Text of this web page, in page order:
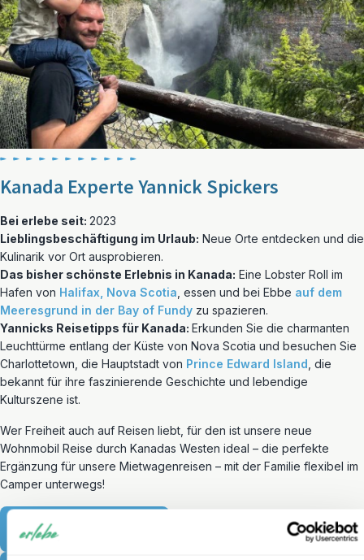
Kanada Experte Yannick Spickers
Bei erlebe seit: 2023
Lieblingsbeschäftigung im Urlaub: Neue Orte entdecken und die
Kulinarik vor Ort ausprobieren.
Das bisher schönste Erlebnis in Kanada: Eine Lobster Roll im
Hafen von Halifax, Nova Scotia , essen und bei Ebbe auf dem
Meeresgrund in der Bay of Fundy zu spazieren.
Yannicks Reisetipps für Kanada: Erkunden Sie die charmanten
Leuchttürme entlang der Küste von Nova Scotia und besuchen Sie
Charlottetown, die Hauptstadt von Prince Edward Island , die
bekannt für ihre faszinierende Geschichte und lebendige
Kulturszene ist.
Wer Freiheit auch auf Reisen liebt, für den ist unsere neue
Wohnmobil Reise durch Kanadas Westen ideal – die perfekte
Ergänzung für unsere Mietwagenreisen – mit der Familie flexibel im
Camper unterwegs!
Zu Yannicks Highlight